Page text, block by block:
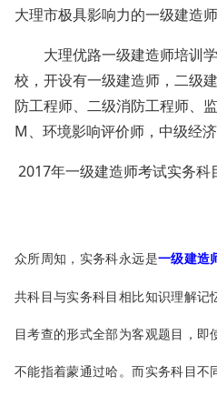
大理市极具影响力的一级建造师
大理优路一级建造师培训
校，开设有一级建造师，二级
防工程师、二级消防工程师、
M、环境影响评价师，中级经济
2017年一级建造师考试实务科
众所周知，实务科永远是一级建造
共科目与实务科目相比知识理解记
目考查的形式全部为客观题目，即
不能指着蒙通过哈。而实务科目不